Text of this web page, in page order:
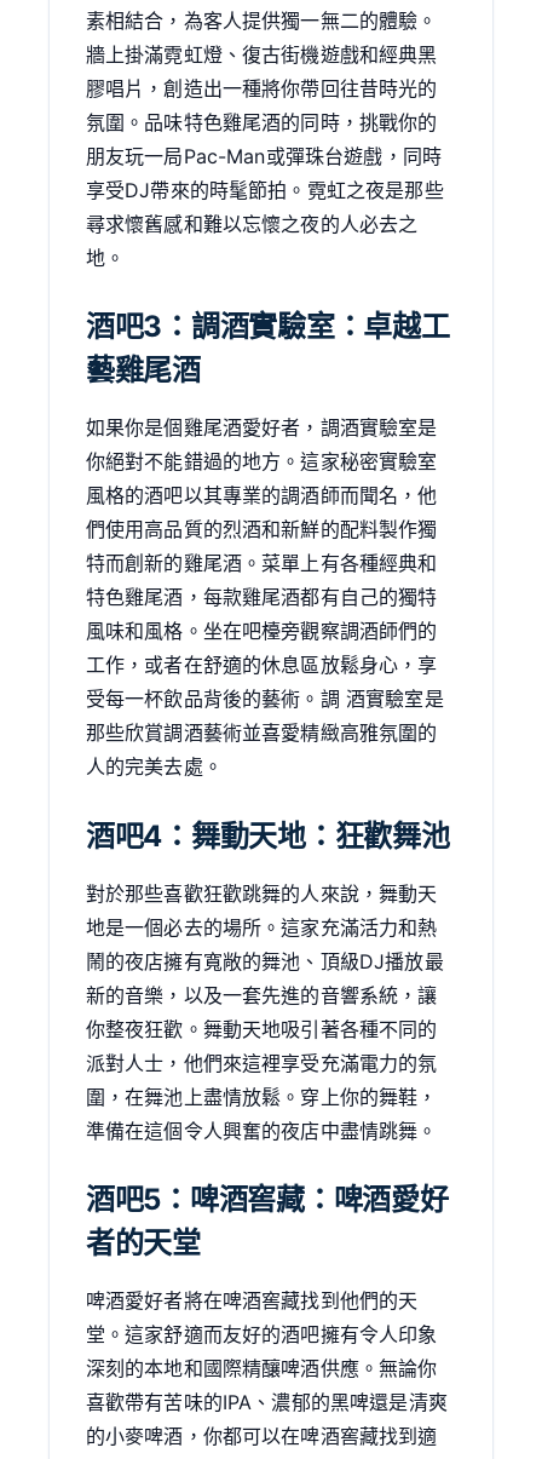
素相結合，為客人提供獨一無二的體驗。
牆上掛滿霓虹燈、復古街機遊戲和經典黑
膠唱片，創造出一種將你帶回往昔時光的
氛圍。品味特色雞尾酒的同時，挑戰你的
朋友玩一局Pac-Man或彈珠台遊戲，同時
享受DJ帶來的時髦節拍。霓虹之夜是那些
尋求懷舊感和難以忘懷之夜的人必去之
地。
酒吧3：調酒實驗室：卓越工
藝雞尾酒
如果你是個雞尾酒愛好者，調酒實驗室是
你絕對不能錯過的地方。這家秘密實驗室
風格的酒吧以其專業的調酒師而聞名，他
們使用高品質的烈酒和新鮮的配料製作獨
特而創新的雞尾酒。菜單上有各種經典和
特色雞尾酒，每款雞尾酒都有自己的獨特
風味和風格。坐在吧檯旁觀察調酒師們的
工作，或者在舒適的休息區放鬆身心，享
受每一杯飲品背後的藝術。調 酒實驗室是
那些欣賞調酒藝術並喜愛精緻高雅氛圍的
人的完美去處。
酒吧4：舞動天地：狂歡舞池
對於那些喜歡狂歡跳舞的人來說，舞動天
地是一個必去的場所。這家充滿活力和熱
鬧的夜店擁有寬敞的舞池、頂級DJ播放最
新的音樂，以及一套先進的音響系統，讓
你整夜狂歡。舞動天地吸引著各種不同的
派對人士，他們來這裡享受充滿電力的氛
圍，在舞池上盡情放鬆。穿上你的舞鞋，
準備在這個令人興奮的夜店中盡情跳舞。
酒吧5：啤酒窖藏：啤酒愛好
者的天堂
啤酒愛好者將在啤酒窖藏找到他們的天
堂。這家舒適而友好的酒吧擁有令人印象
深刻的本地和國際精釀啤酒供應。無論你
喜歡帶有苦味的IPA、濃郁的黑啤還是清爽
的小麥啤酒，你都可以在啤酒窖藏找到適